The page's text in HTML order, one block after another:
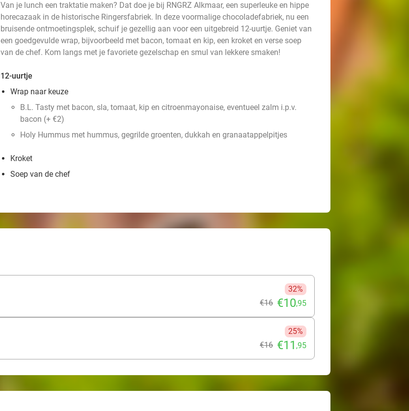
Van je lunch een traktatie maken? Dat doe je bij RNGRZ Alkmaar, een superleuke en hippe
horecazaak in de historische Ringersfabriek. In deze voormalige chocoladefabriek, nu een
bruisende ontmoetingsplek, schuif je gezellig aan voor een uitgebreid 12-uurtje. Geniet van
een goedgevulde wrap, bijvoorbeeld met bacon, tomaat en kip, een kroket en verse soep
van de chef. Kom langs met je favoriete gezelschap en smul van lekkere smaken!
12-uurtje
Wrap naar keuze
B.L. Tasty met bacon, sla, tomaat, kip en citroenmayonaise, eventueel zalm i.p.v.
bacon (+ €2)
Holy Hummus met hummus, gegrilde groenten, dukkah en granaatappelpitjes
Kroket
Soep van de chef
32%
€16 €10,95
25%
€16 €11 ,95